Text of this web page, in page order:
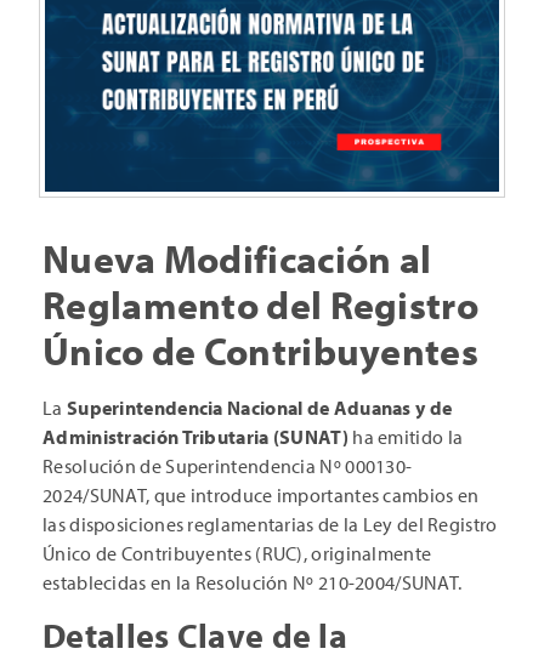
Nueva Modificación al
Reglamento del Registro
Único de Contribuyentes
La Superintendencia Nacional de Aduanas y de
Administración Tributaria (SUNAT) ha emitido la
Resolución de Superintendencia Nº 000130-
2024/SUNAT, que introduce importantes cambios en
las disposiciones reglamentarias de la Ley del Registro
Único de Contribuyentes (RUC), originalmente
establecidas en la Resolución Nº 210-2004/SUNAT.
Detalles Clave de la